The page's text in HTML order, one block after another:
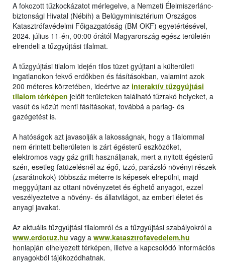
A fokozott tűzkockázatot mérlegelve, a Nemzeti Élelmiszerlánc-
biztonsági Hivatal (Nébih) a Belügyminisztérium Országos
Katasztrófavédelmi Főigazgatóság (BM OKF) egyetértésével,
2024. július 11-én, 00:00 órától Magyarország egész területén
elrendeli a tűzgyújtási tilalmat.
A tűzgyújtási tilalom idején tilos tüzet gyújtani a külterületi
ingatlanokon fekvő erdőkben és fásításokban, valamint azok
200 méteres körzetében, ideértve az interaktív tűzgyújtási
tilalom térképen jelölt területeken található tűzrakó helyeket, a
vasút és közút menti fásításokat, továbbá a parlag- és
gazégetést is.
A hatóságok azt javasolják a lakosságnak, hogy a tilalommal
nem érintett belterületen is zárt égésterű eszközöket,
elektromos vagy gáz grillt használjanak, mert a nyitott égésterű
szén, esetleg fatüzelésnél az égő, izzó, parázsló növényi részek
(zsarátnokok) többszáz méterre is képesek elrepülni, majd
meggyújtani az ottani növényzetet és éghető anyagot, ezzel
veszélyeztetve a növény- és állatvilágot, az emberi életet és
anyagi javakat.
Az aktuális tűzgyújtási tilalomról és a tűzgyújtási szabályokról a
www.erdotuz.hu vagy a www.katasztrofavedelem.hu
honlapján elhelyezett térképen, illetve a kapcsolódó információs
anyagokból tájékozódhatnak.